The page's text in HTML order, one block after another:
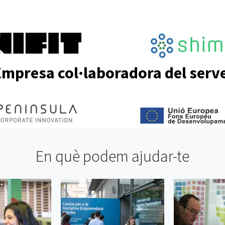
col·laboradora del
En què podem ajudar-te